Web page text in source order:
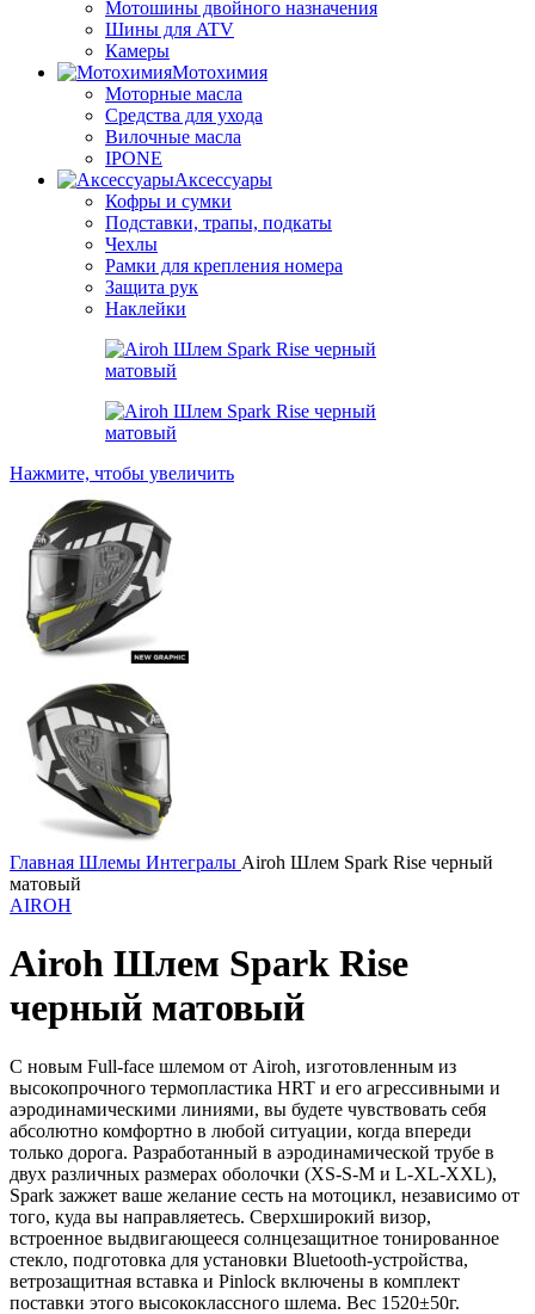
Мотошины двойного назначения
Шины для ATV
Камеры
Мотохимия
Моторные масла
Средства для ухода
Вилочные масла
IPONE
Аксессуары
Кофры и сумки
Подставки, трапы, подкаты
Чехлы
Рамки для крепления номера
Защита рук
Наклейки
Нажмите, чтобы увеличить
Главная Шлемы Интегралы Airoh Шлем Spark Rise черный
матовый
AIROH
Airoh Шлем Spark Rise
черный матовый
С новым Full-face шлемом от Airoh, изготовленным из
высокопрочного термопластика HRT и его агрессивными и
аэродинамическими линиями, вы будете чувствовать себя
абсолютно комфортно в любой ситуации, когда впереди
только дорога. Разработанный в аэродинамической трубе в
двух различных размерах оболочки (XS-S-M и L-XL-XXL),
Spark зажжет ваше желание сесть на мотоцикл, независимо от
того, куда вы направляетесь. Сверхширокий визор,
встроенное выдвигающееся солнцезащитное тонированное
стекло, подготовка для установки Bluetooth-устройства,
ветрозащитная вставка и Pinlock включены в комплект
поставки этого высококлассного шлема. Вес 1520±50г.